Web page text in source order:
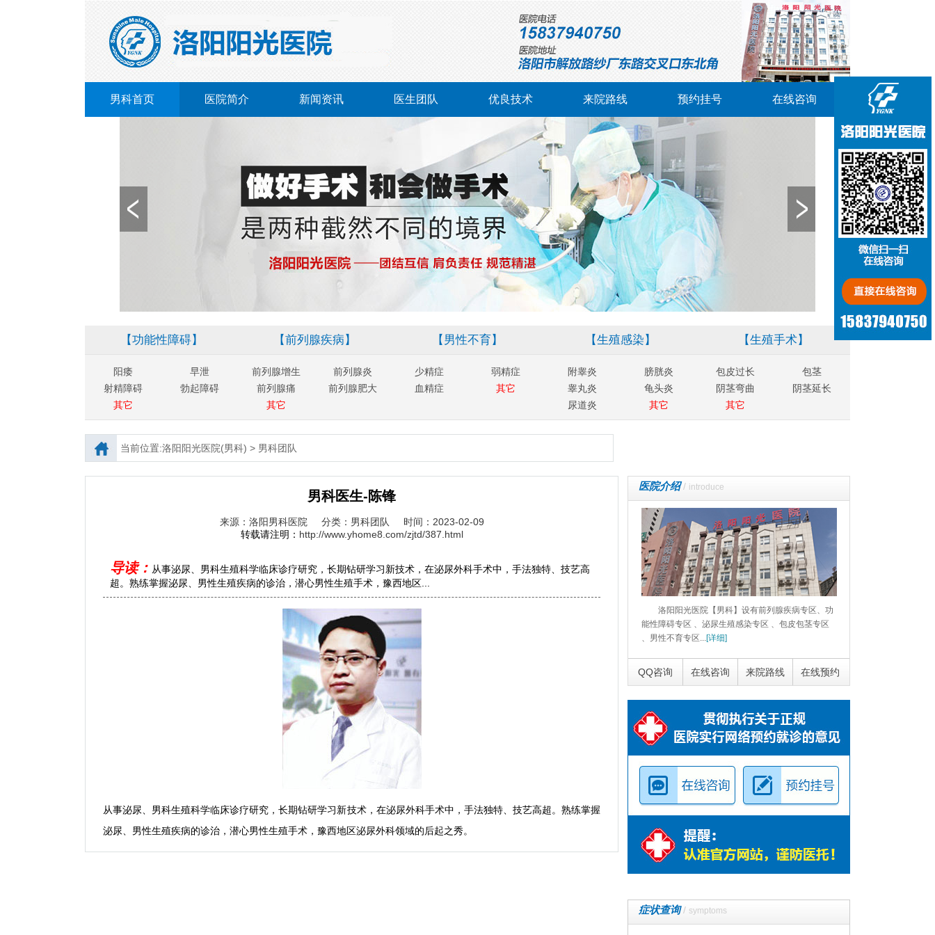
男科首页 医院简介 新闻资讯 医生团队 优良技术 来院路线 预约挂号 在线咨询
【功能性障碍】
阳痿
早泄
射精障碍
勃起障碍
其它
【前列腺疾病】
前列腺增生
前列腺炎
前列腺痛
前列腺肥大
其它
【男性不育】
少精症
弱精症
血精症
其它
【生殖感染】
附睾炎
膀胱炎
睾丸炎
龟头炎
尿道炎
其它
【生殖手术】
包皮过长
包茎
阴茎弯曲
阴茎延长
其它
当前位置:洛阳阳光医院(男科) > 男科团队
男科医生-陈锋
来源：洛阳男科医院 分类：男科团队
时间：2023-02-09
转载请注明： http://www.yhome8.com/zjtd/387.html
导读： 从事泌尿、男科生殖科学临床诊疗研究，长期钻研学习新技术，在泌尿外科手术中，手法独特、技艺高
超。熟练掌握泌尿、男性生殖疾病的诊治，潜心男性生殖手术，豫西地区...
从事泌尿、男科生殖科学临床诊疗研究，长期钻研学习新技术，在泌尿外科手术中，手法独特、技艺高超。熟练掌握
泌尿、男性生殖疾病的诊治，潜心男性生殖手术，豫西地区泌尿外科领域的后起之秀。
医院介绍/ introduce
洛阳阳光医院【男科】设有前列腺疾病专区、功
能性障碍专区 、泌尿生殖感染专区 、包皮包茎专区
、男性不育专区...[详细]
QQ咨询 在线咨询 来院路线 在线预约
症状查询/ symptoms